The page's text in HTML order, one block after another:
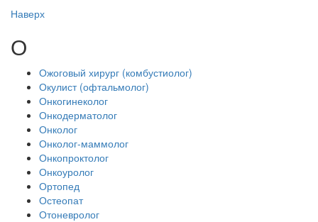
Наверх
О
Ожоговый хирург (комбустиолог)
Окулист (офтальмолог)
Онкогинеколог
Онкодерматолог
Онколог
Онколог-маммолог
Онкопроктолог
Онкоуролог
Ортопед
Остеопат
Отоневролог